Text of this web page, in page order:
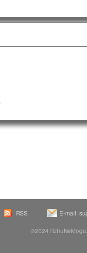
RSS E-mail:
©2024